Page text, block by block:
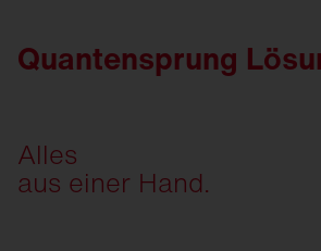
Quantensprung
Alles
aus einer Hand.